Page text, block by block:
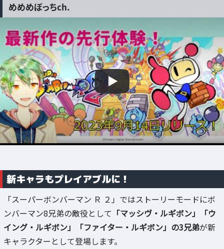
めめめぼっちch.
新キャラもプレイアブルに！
「スーパーボンバーマン Ｒ ２」ではストーリーモードにボ
ンバーマン8兄弟の敵役として 「マッシヴ・ルギボン」「ウ
イング・ルギボン」「ファイター・ルギボン」の3兄弟が新
キャラクターとして登場します。